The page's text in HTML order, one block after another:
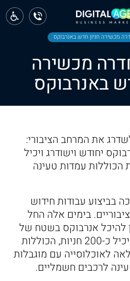
מכשירה חניון חדש באנרבוקס
מכשירה
באנרבוקס
את המרחב הציבורי:
יחודש וישודרג ויכיל
הכוללות עמדות טעינה
בביצוע עבודות חידוש
בימים אלה החל
להיכל אנרבוקס בשטח של
כ- 5.5 דונם. החניון יכיל כ-200 חניות, הכוללות
לאוכלוסייה עם מוגבלות
לרכבים חשמליים.
ראשי
חדשות
מחוז צפון
מחוז חיפה
מחוז מרכז
ירושלים
תל אביב